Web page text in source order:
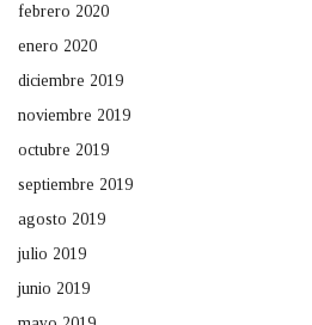
febrero 2020
enero 2020
diciembre 2019
noviembre 2019
octubre 2019
septiembre 2019
agosto 2019
julio 2019
junio 2019